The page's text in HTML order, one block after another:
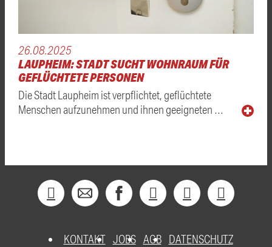
26.08.2025
LAUPHEIM: STADT SUCHT WOHNRAUM FÜR
GEFLÜCHTETE PERSONEN
Die Stadt Laupheim ist verpflichtet, geflüchtete
Menschen aufzunehmen und ihnen geeigneten …
KONTAKT JOBS AGB DATENSCHUTZ